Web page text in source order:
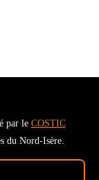
par le COSTIC
du Nord-Isère.